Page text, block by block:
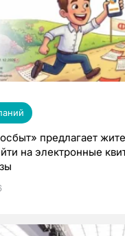
предлагает
на электронные